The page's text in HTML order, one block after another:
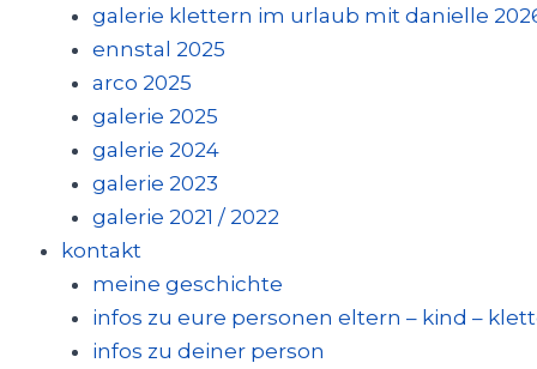
galerie klettern im urlaub mit danielle
ennstal 2025
arco 2025
galerie 2025
galerie 2024
galerie 2023
galerie 2021 / 2022
kontakt
meine geschichte
infos zu eure personen eltern – kind –
infos zu deiner person